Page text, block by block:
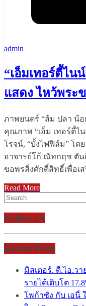
admin
“เอ็มเทอร์ตี้ไน
แสดง ไหว้พระ
ภาพยนตร์ “ส้ม ปลา น้อ
คุณภาพ “เอ็ม เทอร์ตี้ไ
โรจน์, “บั้งไฟฟิล์ม” โด
อาจารย์โก้ ณัทกฤช ตั
ขอพรสิ่งศักดิ์สิทธิ์เพื่อเ
Read More
Follow Us
Recent Posts
มิสเตอร์. ดี.ไอ.วา
รายได้เติบโต
โพก้าซัง กับ เอนี่